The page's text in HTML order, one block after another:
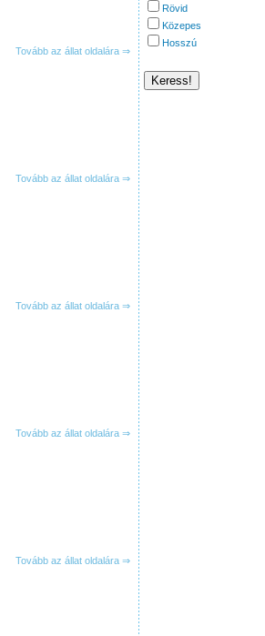
Tovább az állat oldalára ⇒
Tovább az állat oldalára ⇒
Tovább az állat oldalára ⇒
Tovább az állat oldalára ⇒
Tovább az állat oldalára ⇒
Rövid
Közepes
Hosszú